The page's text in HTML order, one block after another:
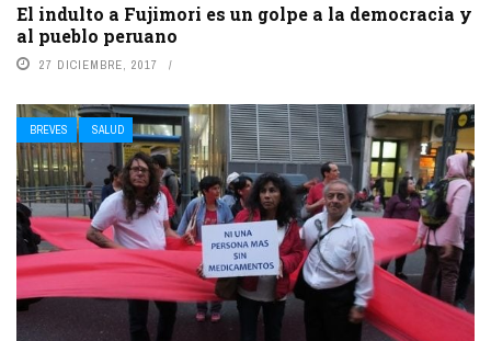
El indulto a Fujimori es un golpe a la democracia y
al pueblo peruano
27 DICIEMBRE, 2017
BREVES SALUD